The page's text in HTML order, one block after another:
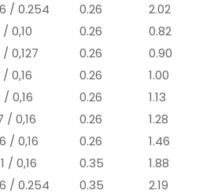
/ 0.254 0.26 2.02
/ 0,10 0.26 0.82
/ 0,127 0.26 0.90
/ 0,16 0.26 1.00
/ 0,16 0.26 1.13
/ 0,16 0.26 1.28
/ 0,16 0.26 1.46
/ 0,16 0.35 1.88
/ 0.254 0.35 2.19